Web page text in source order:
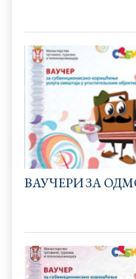
ВАУЧЕРИ ЗА